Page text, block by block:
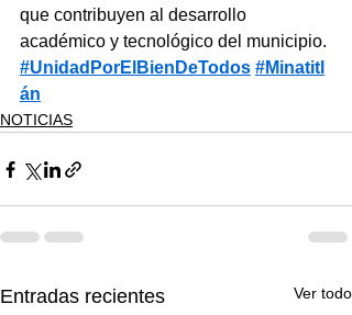
que contribuyen al desarrollo
académico y tecnológico del municipio.
#UnidadPorElBienDeTodos #Minatitl
án
NOTICIAS
Entradas recientes Ver todo